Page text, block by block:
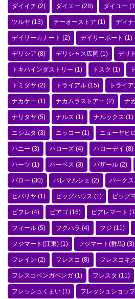
ダイイチ (2) ダイエー (28) ダイユー
ツルヤ (13) テーオーストア (1) ディ
デイリーカナート (2) デイリーポート (1)
デリシア (8) デリシャス広岡 (1) デリ
トキハインダストリー (1) トスク (1)
トミダヤ (2) トライアル (15) トライ
ナカケー (1) ナカムラストアー (2) ナ
ナリタヤ (5) ナルス (1) ナルックス (1)
ニシムタ (3) ニッコー (1) ニューヤヒロ
ハニー (3) ハローズ (4) ハローデイ (8)
ハーツ (1) ハーベス (3) バザール (2)
バロー (30) パレマルシェ (2) パークス
ヒバリヤ (1) ビッグハウス (1) ビッグ
ビフレ (4) ピアゴ (16) ピアレマート
フィール (5) フクハラ (4) フジ (11)
フジマート(江東) (1) フジマート(群馬) (3)
フレイン (2) フレスコ (8) フレスコキ
フレスコベンガベンガ (1) フレスタ (11)
フレッシュくまい (1) フレッシュショッ